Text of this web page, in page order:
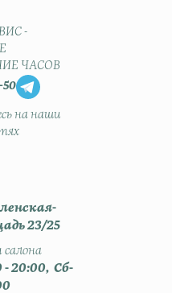
-
ЧАСОВ
50
на наши
23/25
20:00, Сб-